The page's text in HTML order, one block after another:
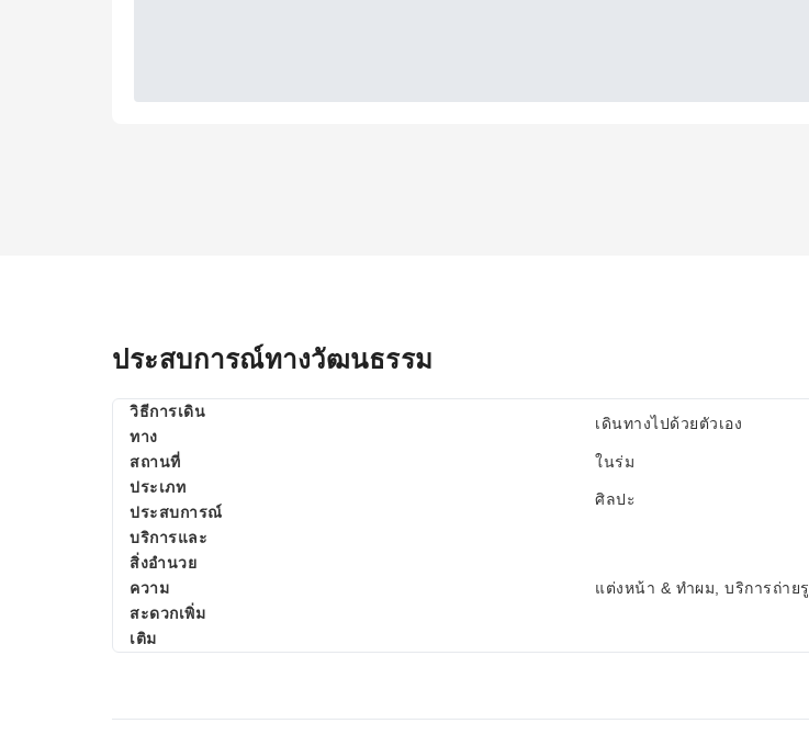
ประสบการณ์ทางวัฒนธรรม
วิธีการเดิน
ทาง
เดินทางไปด้วยตัวเอง
สถานที่
ในร่ม
ประเภท
ประสบการณ์
ศิลปะ
บริการและ
สิ่งอำนวย
ความ
สะดวกเพิ่ม
เติม
แต่งหน้า & ทำผม, บริการถ่าย